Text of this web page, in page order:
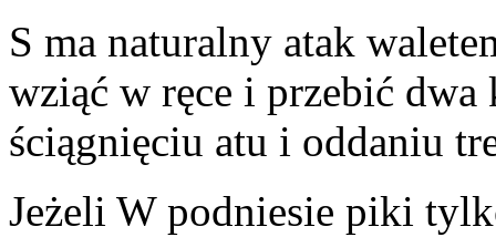
S ma naturalny atak
wziąć w ręce i przebić
ściągnięciu atu i oddaniu
Jeżeli W podniesie piki